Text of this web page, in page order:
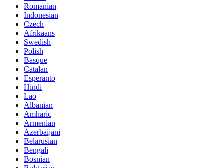
Romanian
Indonesian
Czech
Afrikaans
Swedish
Polish
Basque
Catalan
Esperanto
Hindi
Lao
Albanian
Amharic
Armenian
Azerbaijani
Belarusian
Bengali
Bosnian